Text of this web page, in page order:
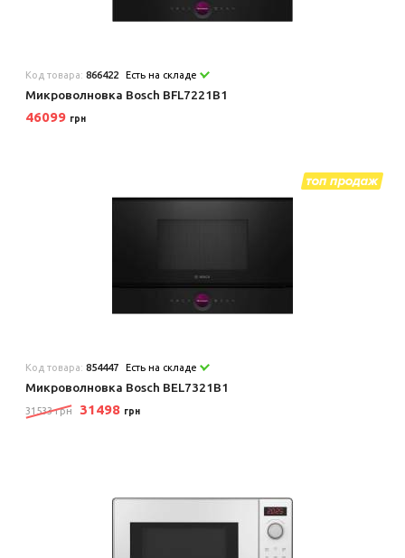
Код товара:866422 Есть на складе
Микроволновка Bosch BFL7221B1
46099 грн
Код товара:854447 Есть на складе
Микроволновка Bosch BEL7321B1
31533 грн 31498 грн